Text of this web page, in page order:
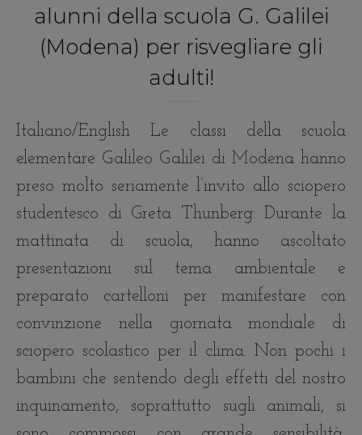
alunni della scuola G. Galilei
(Modena) per risvegliare gli
adulti!
Italiano/English Le classi della scuola
elementare Galileo Galilei di Modena hanno
preso molto seriamente l’invito allo sciopero
studentesco di Greta Thunberg. Durante la
mattinata di scuola, hanno ascoltato
presentazioni sul tema ambientale e
preparato cartelloni per manifestare con
convinzione nella giornata mondiale di
sciopero scolastico per il clima. Non pochi i
bambini che sentendo degli effetti del nostro
inquinamento, soprattutto sugli animali, si